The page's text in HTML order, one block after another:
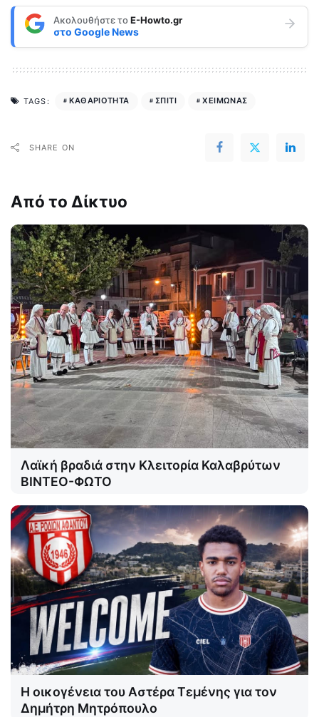
Ακολουθήστε τοE-Howto.gr
στο Google News
TAGS: ΚΑΘΑΡΙΟΤΗΤΑ ΣΠΙΤΙ ΧΕΙΜΩΝΑΣ
SHARE ON
Από το Δίκτυο
Λαϊκή βραδιά στην Κλειτορία Καλαβρύτων
ΒΙΝΤΕΟ-ΦΩΤΟ
Η οικογένεια του Αστέρα Τεμένης για τον
Δημήτρη Μητρόπουλο